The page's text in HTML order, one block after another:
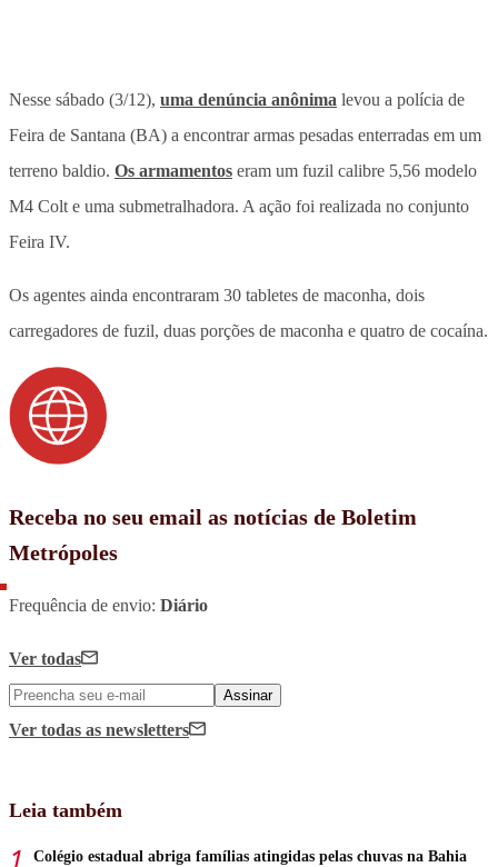
Nesse sábado (3/12), uma denúncia anônima levou a polícia de
Feira de Santana (BA) a encontrar armas pesadas enterradas em um
terreno baldio. Os armamentos eram um fuzil calibre 5,56 modelo
M4 Colt e uma submetralhadora. A ação foi realizada no conjunto
Feira IV.
Os agentes ainda encontraram 30 tabletes de maconha, dois
carregadores de fuzil, duas porções de maconha e quatro de cocaína.
Receba no seu email as notícias de Boletim
Metrópoles
Frequência de envio: Diário
Ver todas
Assinar
Ver todas as newsletters
Leia também
Colégio estadual abriga famílias atingidas pelas chuvas na Bahia